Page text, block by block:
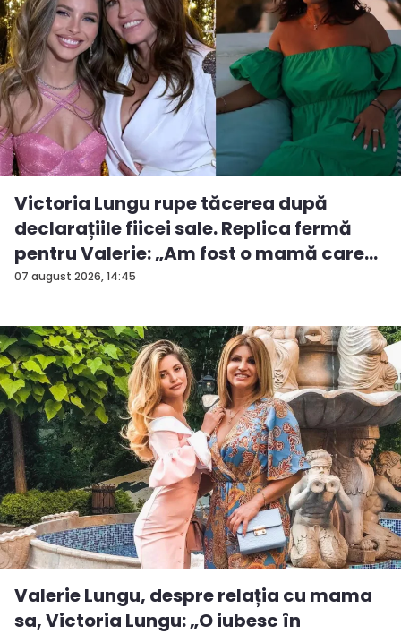
07 august 2026, 14:45
Victoria Lungu rupe tăcerea după
declarațiile fiicei sale. Replica fermă
pentru Valerie: „Am fost o mamă care
a...
Valerie Lungu, despre relația cu mama
sa, Victoria Lungu: „O iubesc în